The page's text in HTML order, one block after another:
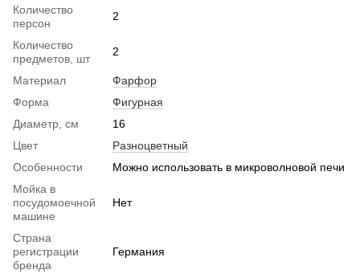
Количество
персон
2
Количество
предметов, шт
2
Материал
Фарфор
Форма
Фигурная
Диаметр, см
16
Цвет
Разноцветный
Особенности
Можно использовать в микроволновой печи
Мойка в
посудомоечной
машине
Нет
Страна
регистрации
бренда
Германия